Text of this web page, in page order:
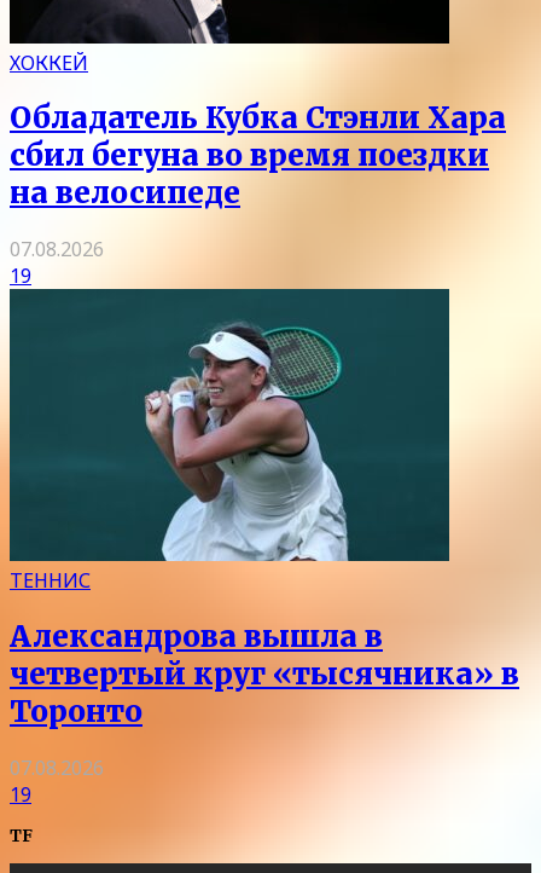
ХОККЕЙ
Обладатель Кубка Стэнли Хара
сбил бегуна во время поездки
на велосипеде
07.08.2026
19
ТЕННИС
Александрова вышла в
четвертый круг «тысячника» в
Торонто
07.08.2026
19
TF